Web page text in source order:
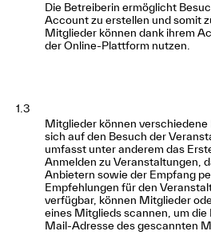
Die Betreiberin ermöglicht
Account zu erstellen und somit
Mitglieder können dank ihrem
der Online-Plattform nutzen.
1.3
Mitglieder können
sich auf den Besuch der
umfasst unter anderem das
Anmelden zu Veranstaltungen,
Anbietern sowie der Empfang
Empfehlungen für den
verfügbar, können Mitglieder
eines Mitglieds scannen, um
Mail-Adresse des gescannten